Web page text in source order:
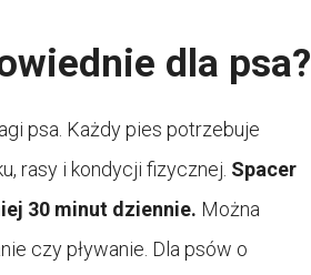
dla psa?
psa. Każdy pies potrzebuje
rasy i kondycji fizycznej. Spacer
30 minut dziennie. Można
czy pływanie. Dla psów o